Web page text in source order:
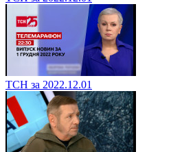
ТСН за 2022.12.01